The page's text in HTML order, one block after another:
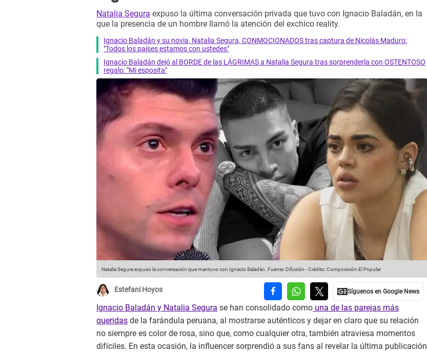
Natalia Segura expuso la última conversación privada que tuvo con Ignacio Baladán, en la
que la presencia de un hombre llamó la atención del exchico reality.
Ignacio Baladán y su novia, Natalia Segura, CONMOCIONADOS tras captura de Nicolás Maduro:
"Todos los países estamos con ustedes"
Ignacio Baladán dejó al BORDE de las LÁGRIMAS a Natalia Segura tras sorprenderla con OSTENTOSO
regalo: "Mi esposita"
Natalia Segura expuso la conversación que mantuvo con Ignacio Baladán. Fuente: Difusión -Crédito: Composición El Popular
Estefani Hoyos
Ignacio Baladán y Natalia Segura se han consolidado como una de las parejas más
queridas de la farándula peruana, al mostrarse auténticos y dejar en claro que su relación
no siempre es color de rosa, sino que, como cualquier otra, también atraviesa momentos
difíciles. En esta ocasión, la influencer sorprendió a sus fans al revelar la última publicación